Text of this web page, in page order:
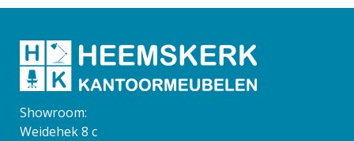
Showroom:
Weidehek 8 c